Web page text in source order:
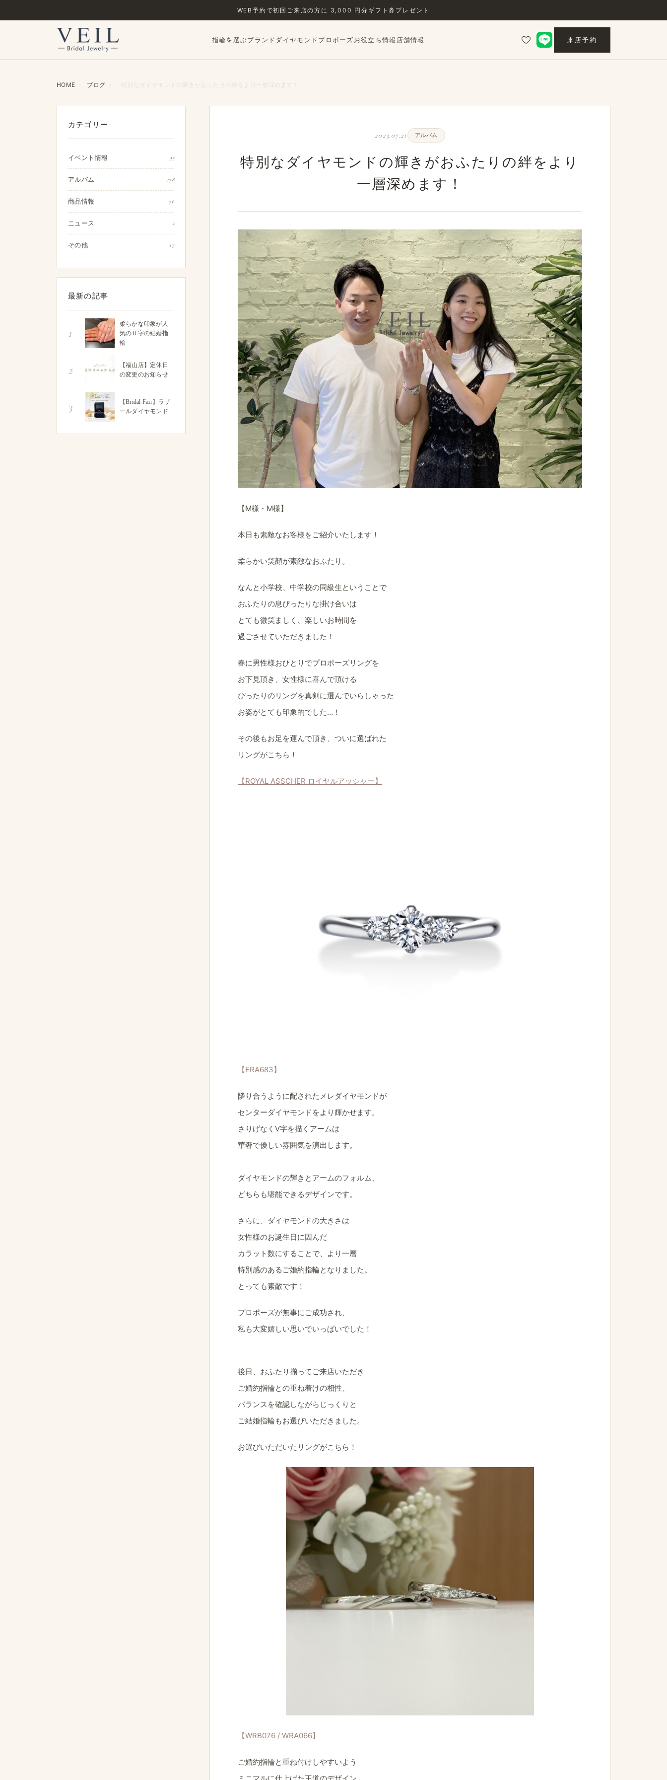
WEB予約で初回ご来店の方に 3,000 円分ギフト券プレゼント
指輪を選ぶブランドダイヤモンドプロポーズお役立ち情報 店舗情報 来店予約
HOME › ブログ › 特別なダイヤモンドの輝きがおふたりの絆をより一層深めます！
カテゴリー
イベント情報 95
アルバム 478
商品情報 76
ニュース 2
その他 17
最新の記事
1
柔らかな印象が人
気のＵ字の結婚指
輪
2
【福山店】定休日
の変更のお知らせ
3
【Bridal Fair】ラザ
ールダイヤモンド
2023.07.21 アルバム
特別なダイヤモンドの輝きがおふたりの絆をより
一層深めます！
【M様・M様】
本日も素敵なお客様をご紹介いたします！
柔らかい笑顔が素敵なおふたり。
なんと小学校、中学校の同級生ということで
おふたりの息ぴったりな掛け合いは
とても微笑ましく、楽しいお時間を
過ごさせていただきました！
春に男性様おひとりでプロポーズリングを
お下見頂き、女性様に喜んで頂ける
ぴったりのリングを真剣に選んでいらしゃった
お姿がとても印象的でした…！
その後もお足を運んで頂き、ついに選ばれた
リングがこちら！
【ROYAL ASSCHER ロイヤルアッシャー】
【ERA683】
隣り合うように配されたメレダイヤモンドが
センターダイヤモンドをより輝かせます。
さりげなくV字を描くアームは
華奢で優しい雰囲気を演出します。
ダイヤモンドの輝きとアームのフォルム、
どちらも堪能できるデザインです。
さらに、ダイヤモンドの大きさは
女性様のお誕生日に因んだ
カラット数にすることで、より一層
特別感のあるご婚約指輪となりました。
とっても素敵です！
プロポーズが無事にご成功され、
私も大変嬉しい思いでいっぱいでした！
後日、おふたり揃ってご来店いただき
ご婚約指輪との重ね着けの相性、
バランスを確認しながらじっくりと
ご結婚指輪もお選びいただきました。
お選びいただいたリングがこちら！
【WRB076 / WRA066】
ご婚約指輪と重ね付けしやすいよう
ミニマルに仕上げた王道のデザイン。